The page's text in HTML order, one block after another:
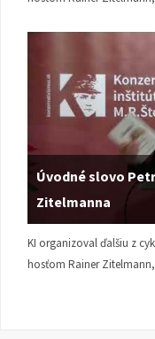
Úvodné slovo
Zitelmanna
KI organizoval ďalšiu z
hosťom Rainer